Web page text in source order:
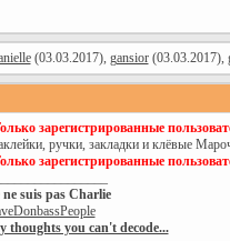
(03.03.2017), gansior(03.03.2017),
зарегистрированные
ручки, закладки и клёвые
зарегистрированные
ne suis pas Charlie
thoughts you can't decode...